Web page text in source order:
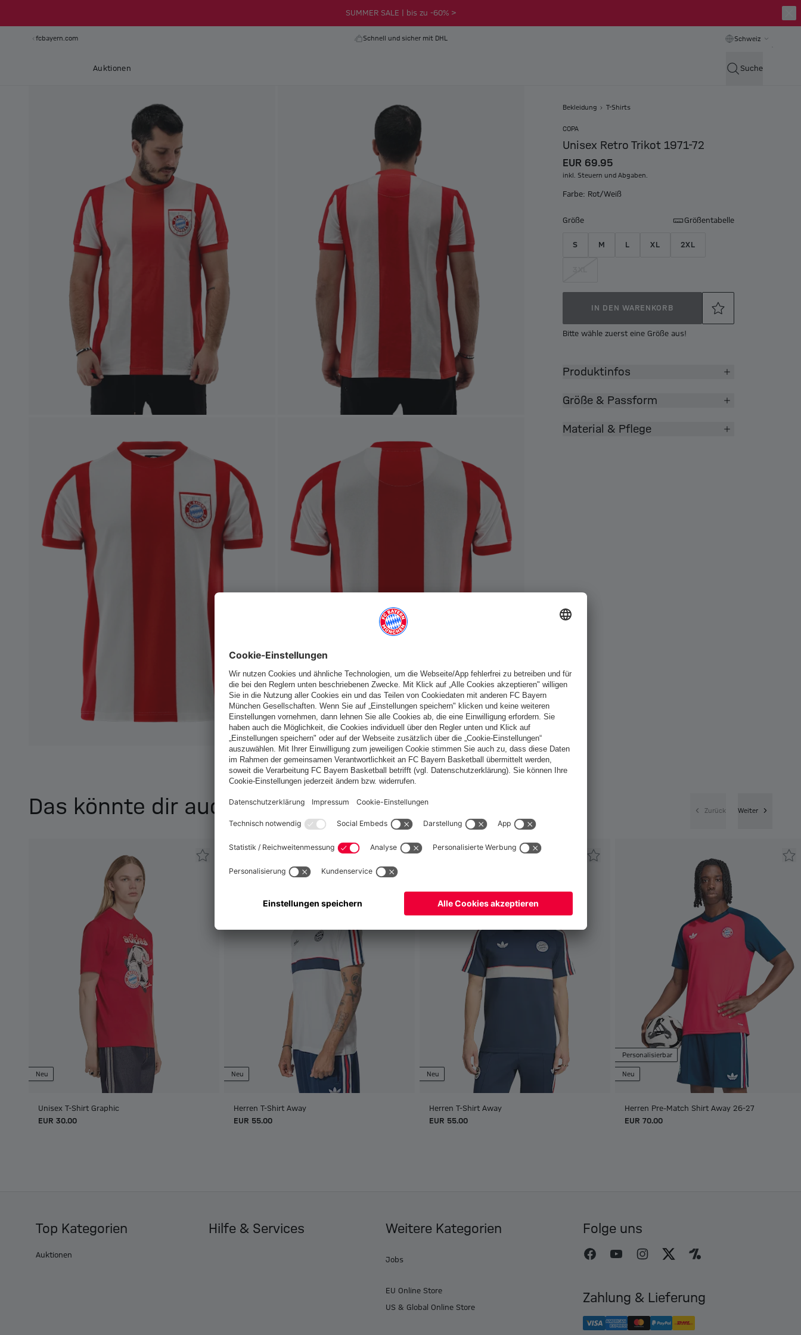
SUMMER SALE | bis zu -60% >
fcbayern.com Schnell und sicher mit DHL Schweiz
Auktionen Suche
Bekleidung T-Shirts
COPA
Unisex Retro Trikot 1971-72
EUR 69.95
inkl. Steuern und Abgaben.
Farbe: Rot/Weiß
Größe Größentabelle
S M L XL 2XL
IN DEN WARENKORB
Bitte wähle zuerst eine Größe aus!
Produktinfos
Größe & Passform
Material & Pflege
Das könnte dir auch gefallen Zurück Weiter
Neu
Unisex T-Shirt Graphic
EUR 30.00
Neu
Herren T-Shirt Away
EUR 55.00
Neu
Herren T-Shirt Away
EUR 55.00
Personalisierbar
Neu
Herren Pre-Match Shirt Away 26-27
EUR 70.00
Top Kategorien
Auktionen
Hilfe & Services Weitere Kategorien
Jobs
EU Online Store
US & Global Online Store
Folge uns
Zahlung & Lieferung
Möchtest du im StoreSchweizbleiben?
Ja,Schweiz, um dorthin zu liefern!